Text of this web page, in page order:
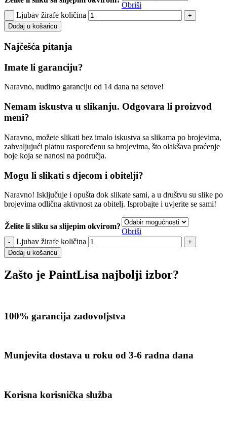
Obriši
Ljubav žirafe količina
Dodaj u košaricu
Najčešća pitanja
Imate li garanciju?
Naravno, nudimo garanciju od 14 dana na setove!
Nemam iskustva u slikanju. Odgovara li proizvod
meni?
Naravno, možete slikati bez imalo iskustva sa slikama po brojevima,
zahvaljujući platnu raspoređenu sa brojevima, što olakšava praćenje
boje koja se nanosi na područja.
Mogu li slikati s djecom i obitelji?
Naravno! Isključuje i opušta dok slikate sami, a u društvu su slike po
brojevima odlična aktivnost za obitelj. Isprobajte i uvjerite se sami!
Želite li sliku sa slijepim okvirom?
Obriši
Ljubav žirafe količina
Dodaj u košaricu
Zašto je PaintLisa najbolji izbor?
100% garancija zadovoljstva
Munjevita dostava u roku od 3-6 radna dana
Korisna korisnička služba